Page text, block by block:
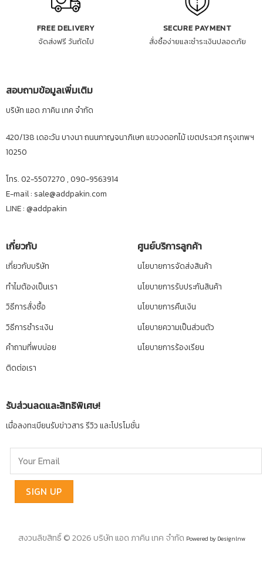
FREE DELIVERY
จัดส่งฟรี วันถัดไป
SECURE PAYMENT
สั่งซื้อง่ายและชำระเงินปลอดภัย
สอบถามข้อมูลเพิ่มเติม
บริษัท แอด ภาคิน เทค จำกัด
420/138 เดอะวัน บางนา ถนนกาญจนาภิเษก แขวงดอกไม้ เขตประเวศ กรุงเทพฯ
10250
โทร. 02-5507270 , 090-9563914
E-mail : sale@addpakin.com
LINE : @addpakin
เกี่ยวกับ
เกี่ยวกับบริษัท
ทำไมต้องเป็นเรา
วิธีการสั่งซื้อ
วิธีการชำระเงิน
คำถามที่พบบ่อย
ติดต่อเรา
ศูนย์บริการลูกค้า
นโยบายการจัดส่งสินค้า
นโยบายการรับประกันสินค้า
นโยบายการคืนเงิน
นโยบายความเป็นส่วนตัว
นโยบายการร้องเรียน
รับส่วนลดและสิทธิพิเศษ!
เมื่อลงทะเบียนรับข่าวสาร รีวิว และโปรโมชั่น
สงวนลิขสิทธิ์ © 2026 บริษัท แอด ภาคิน เทค จำกัด Powered by Designlnw